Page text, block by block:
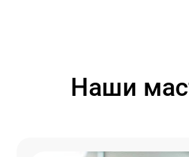
Наши